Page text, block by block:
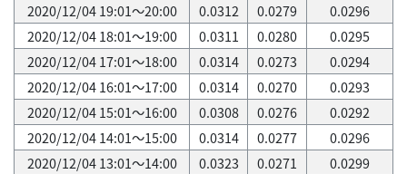
2020/12/04 19:01～20:00
0.0312 0.0279
0.0296
2020/12/04 18:01～19:00
0.0311 0.0280
0.0295
2020/12/04 17:01～18:00
0.0314 0.0273
0.0294
2020/12/04 16:01～17:00
0.0314 0.0270
0.0293
2020/12/04 15:01～16:00
0.0308 0.0276
0.0292
2020/12/04 14:01～15:00
0.0314 0.0277
0.0296
2020/12/04 13:01～14:00
0.0323 0.0271
0.0299